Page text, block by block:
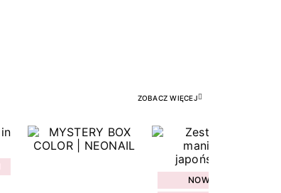
ZOBACZ WIĘCEJ
NOWOŚĆ